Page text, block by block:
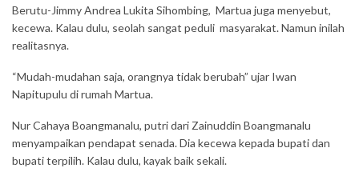
Berutu-Jimmy Andrea Lukita Sihombing, Martua juga menyebut,
kecewa. Kalau dulu, seolah sangat peduli masyarakat. Namun inilah
realitasnya.
“Mudah-mudahan saja, orangnya tidak berubah” ujar Iwan
Napitupulu di rumah Martua.
Nur Cahaya Boangmanalu, putri dari Zainuddin Boangmanalu
menyampaikan pendapat senada. Dia kecewa kepada bupati dan
bupati terpilih. Kalau dulu, kayak baik sekali.